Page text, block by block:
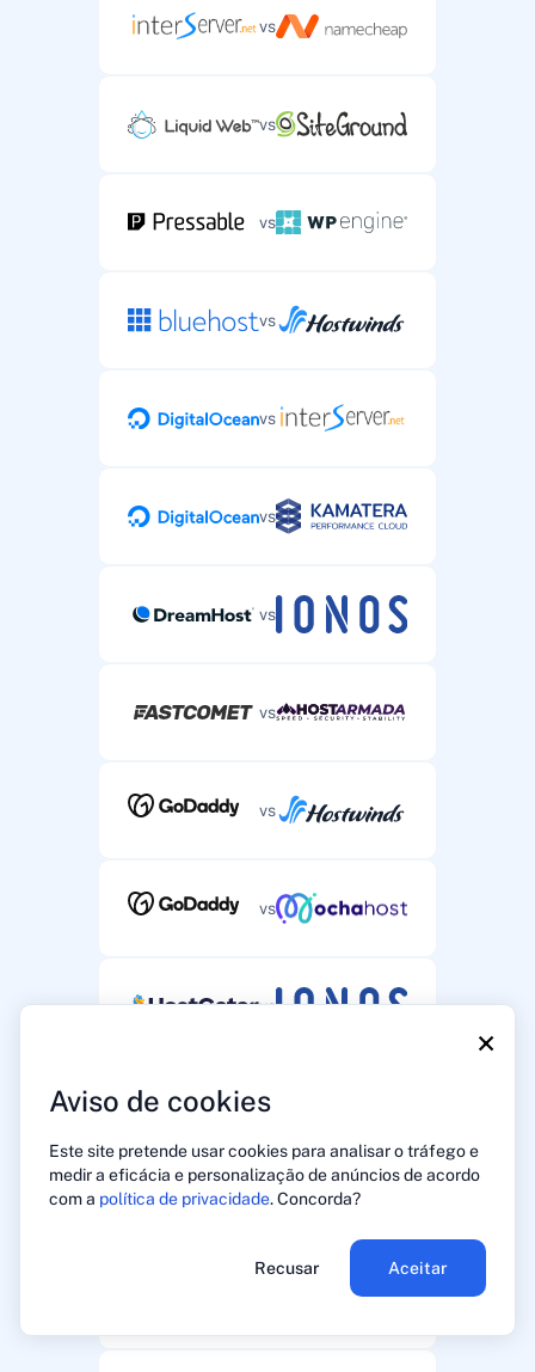
×
Aviso de cookies
Este site pretende usar cookies para analisar o tráfego e
medir a eficácia e personalização de anúncios de acordo
com a política de privacidade. Concorda?
Recusar Aceitar
vs
vs
vs
vs
vs
vs
vs
vs
vs
vs
vs
vs
vs